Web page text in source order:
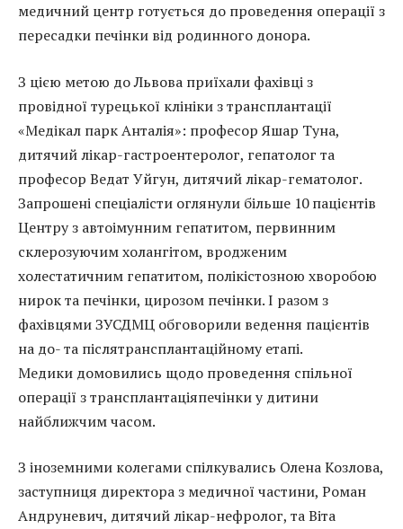
медичний центр готується до проведення операції з
пересадки печінки від родинного донора.
З цією метою до Львова приїхали фахівці з
провідної турецької клініки з трансплантації
«Медікал парк Анталія»: професор Яшар Туна,
дитячий лікар-гастроентеролог, гепатолог та
професор Ведат Уйгун, дитячий лікар-гематолог.
Запрошені спеціалісти оглянули більше 10 пацієнтів
Центру з автоімунним гепатитом, первинним
склерозуючим холангітом, вродженим
холестатичним гепатитом, полікістозною хворобою
нирок та печінки, цирозом печінки. І разом з
фахівцями ЗУСДМЦ обговорили ведення пацієнтів
на до- та післятрансплантаційному етапі.
Медики домовились щодо проведення спільної
операції з трансплантаціяпечінки у дитини
найближчим часом.
З іноземними колегами спілкувались Олена Козлова,
заступниця директора з медичної частини, Роман
Андруневич, дитячий лікар-нефролог, та Віта